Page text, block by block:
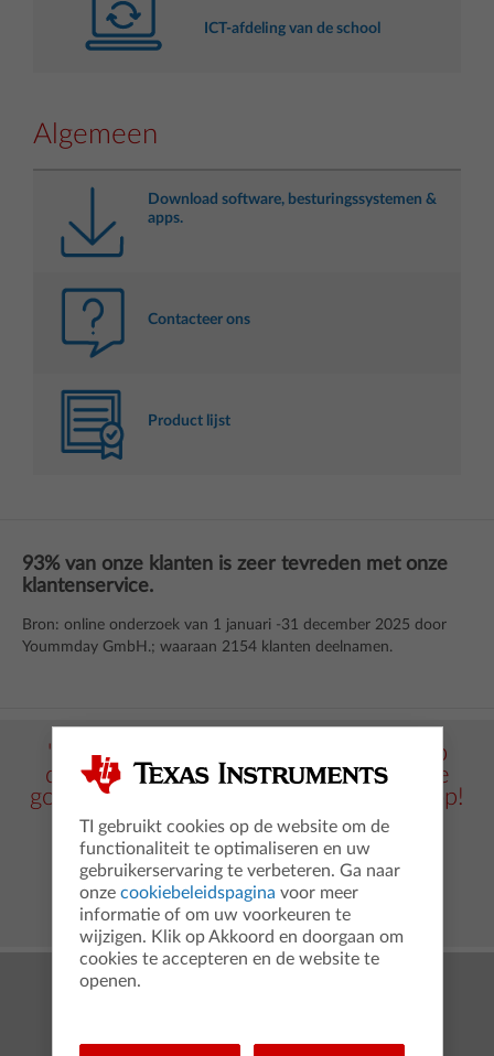
ICT-afdeling van de school
Algemeen
Download software, besturingssystemen &
apps.
Contacteer ons
Product lijst
93% van onze klanten is zeer tevreden met onze
klantenservice.
Bron: online onderzoek van 1 januari -31 december 2025 door
Yoummday GmbH.; waaraan 2154 klanten deelnamen.
"Heel snelle service met een reactie op
dezelfde dag. De medewerker luisterde
goed naar wat ik als klant vroeg. Echt top!
Ik raad het zeker aan."
TI gebruikt cookies op de website om de
functionaliteit te optimaliseren en uw
gebruikerservaring te verbeteren. Ga naar
onze cookiebeleidspagina voor meer
informatie of om uw voorkeuren te
wijzigen. Klik op Akkoord en doorgaan om
cookies te accepteren en de website te
openen.